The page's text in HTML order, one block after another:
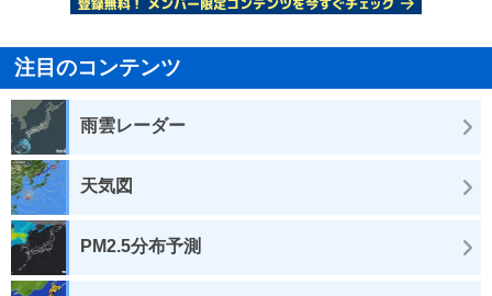
注目のコンテンツ
雨雲レーダー
天気図
PM2.5分布予測